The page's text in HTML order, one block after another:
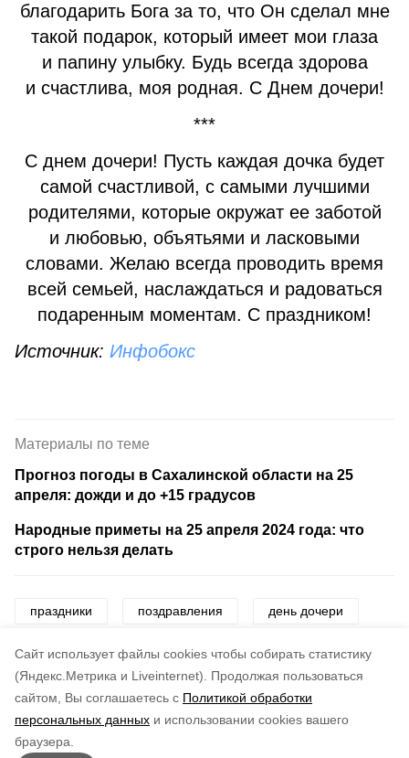
Cайт использует файлы cookies чтобы собирать статистику
(Яндекс.Метрика и Liveinternet).
Продолжая пользоваться
сайтом, Вы соглашаетесь с Политикой обработки
персональных данных и использовании cookies вашего
браузера.
благодарить Бога за то, что Он сделал мне
такой подарок, который имеет мои глаза
и папину улыбку. Будь всегда здорова
и счастлива, моя родная. С Днем дочери!
***
С днем дочери! Пусть каждая дочка будет
самой счастливой, с самыми лучшими
родителями, которые окружат ее заботой
и любовью, объятьями и ласковыми
словами. Желаю всегда проводить время
всей семьей, наслаждаться и радоваться
подаренным моментам. С праздником!
Источник: Инфобокс
Материалы по теме
Прогноз погоды в Сахалинской области на 25
апреля: дожди и до +15 градусов
Народные приметы на 25 апреля 2024 года: что
строго нельзя делать
праздники поздравления день дочери
открытки картинки
по оценке
5